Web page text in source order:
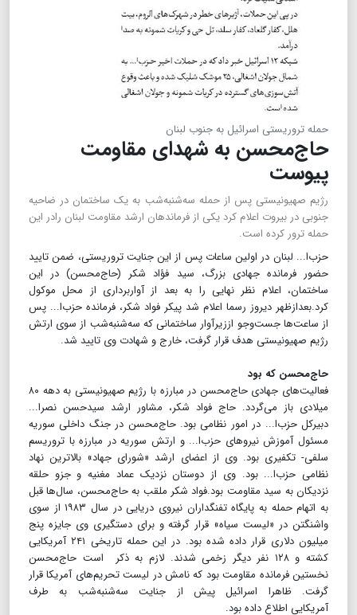
حمله تروریستی اسرائیل به جنوب لبنان
حاج‌محسن به شهدای مقاومت
پیوست
رژیم صهیونیستی پس از حمله سه‌شنبه‌شب به یک ساختمان در ضاحیه
جنوبی در بیروت اعلام کرد یکی از فرماندهان ارشد مقاومت لبنان رادر این
حمله ترور کرده است.
حزب‌ا... لبنان در اولین ساعات پس از این جنایت تروریستی، ضمن تایید
حضور فرمانده جهادی بزرگ، سید فؤاد شکر (حاج‌محسن) در این
ساختمان، اعلام نظر نهایی را به بعد از آواربرداری از محل موکول
کرد.بعدازظهر دیروز رسما اعلام شد پیکر فواد شکر، فرمانده حزب‌ا... پس
از ساعت‌ها جست‌وجو اززیرآوار ساختمانی که سه‌شنبه‌شب از سوی ارتش
رژیم صهیونیستی هدف قرار گرفت، خارج و شهادت وی تایید شد.
حاج‌محسن که بود
فعالیت‌های جهادی حاج‌محسن در مبارزه با رژیم صهیونیستی به دهه ۸۰
میلادی باز می‌گردد. حاج فواد شکر، مشاور ارشد سیدحسن نصرا...
دبیرکل حزب‌ا... در امور نظامی بود. حاج‌محسن در جنگ داخلی سوریه
مسئول آموزش نیروهای حزب‌ا... و ارتش سوریه در مبارزه با تروریسم
سلفی- تکفیری بود. وی از اعضای ارشد «شورای جهاد» بالاترین نهاد
نظامی حزب‌ا... بود. وی از دوستان نزدیک عماد مغنیه و جزو حلقه
نزدیکان به سید مقاومت بود.فواد شکر ملقب به حاج‌محسن، سال‌ها قبل
به اتهام حمله به پایگاه تفنگداران نیروی دریایی در سال ۱۹۸۳ از سوی
واشنگتن در «لیست سیاه» قرار گرفته و برای دستگیری وی جایزه پنج
میلیون دلاری قرار داده شده بود. در این حمله تاریخی ۲۴۱ آمریکایی
کشته و ۱۲۸ نفر دیگر زخمی شدند. لازم به ذکر است حاج‌محسن
نخستین فرمانده مقاومت بود که نامش در لیست تحریم‌های آمریکا قرار
گرفت. ظاهرا اسرائیل پیش از جنایت سه‌شنبه‌شب به طرف
آمریکایی اطلاع داده بود.